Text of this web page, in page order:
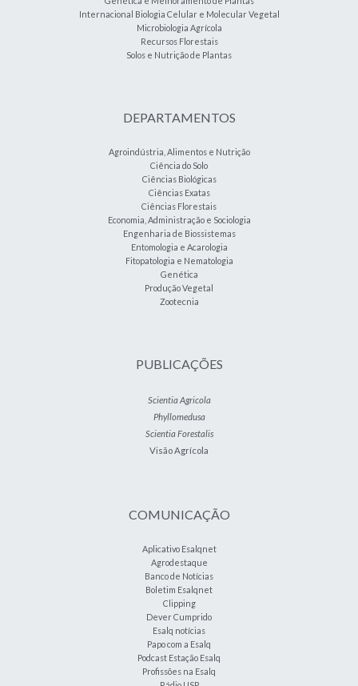
Internacional Biologia Celular e Molecular Vegetal
Microbiologia Agrícola
Recursos Florestais
Solos e Nutrição de Plantas
DEPARTAMENTOS
Agroindústria, Alimentos e Nutrição
Ciência do Solo
Ciências Biológicas
Ciências Exatas
Ciências Florestais
Economia, Administração e Sociologia
Engenharia de Biossistemas
Entomologia e Acarologia
Fitopatologia e Nematologia
Genética
Produção Vegetal
Zootecnia
PUBLICAÇÕES
Scientia Agricola
Phyllomedusa
Scientia Forestalis
Visão Agrícola
COMUNICAÇÃO
Aplicativo Esalqnet
Agrodestaque
Banco de Notícias
Boletim Esalqnet
Clipping
Dever Cumprido
Esalq notícias
Papo com a Esalq
Podcast Estação Esalq
Profissões na Esalq